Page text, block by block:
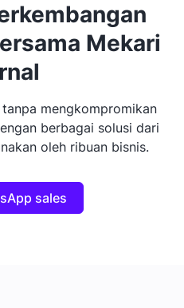
Mekari
mengkompromikan
berbagai solusi dari
oleh ribuan bisnis.
sales